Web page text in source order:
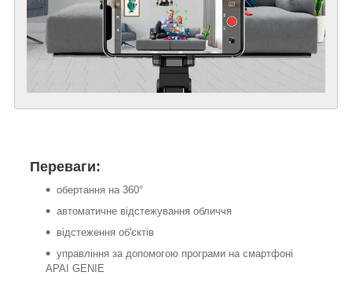
Переваги:
обертання на 360°
автоматичне відстежування обличчя
відстеження об'єктів
управління за допомогою програми на смартфоні
APAI GENIE